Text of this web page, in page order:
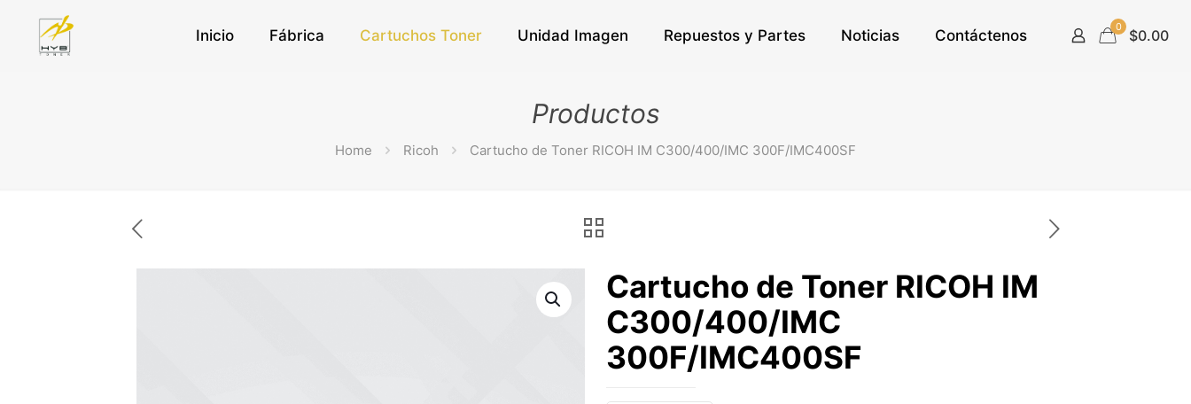
Inicio Fábrica Cartuchos Toner Unidad Imagen Repuestos y Partes Noticias Contáctenos 0 $0.00
Productos
Home Ricoh Cartucho de Toner RICOH IM C300/400/IMC 300F/IMC400SF
Cartucho de Toner RICOH IM
C300/400/IMC
300F/IMC400SF